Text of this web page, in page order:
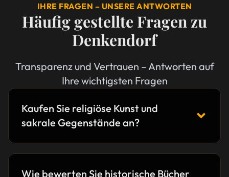
IHRE FRAGEN – UNSERE ANTWORTEN
Häufig gestellte Fragen zu
Denkendorf
Transparenz und Vertrauen – Antworten auf
Ihre wichtigsten Fragen
Kaufen Sie religiöse Kunst und
sakrale Gegenstände an?
Wie bewerten Sie historische Bücher